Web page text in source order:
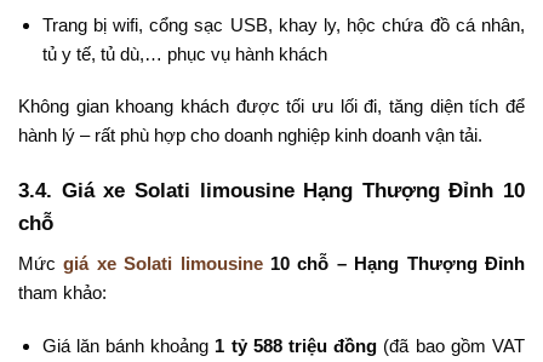
Trang bị wifi, cổng sạc USB, khay ly, hộc chứa đồ cá nhân,
tủ y tế, tủ dù,… phục vụ hành khách
Không gian khoang khách được tối ưu lối đi, tăng diện tích để
hành lý – rất phù hợp cho doanh nghiệp kinh doanh vận tải.
3.4. Giá xe Solati limousine Hạng Thượng Đỉnh 10
chỗ
Mứcgiá xe Solati limousine10 chỗ – Hạng Thượng Đỉnh
tham khảo:
Giá lăn bánh khoảng 1 tỷ 588 triệu đồng (đã bao gồm VAT